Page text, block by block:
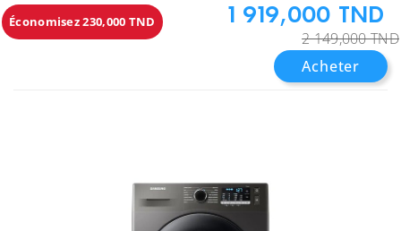
Économisez 230,000 TND 1 919,000 TND
2 149,000 TND
Acheter